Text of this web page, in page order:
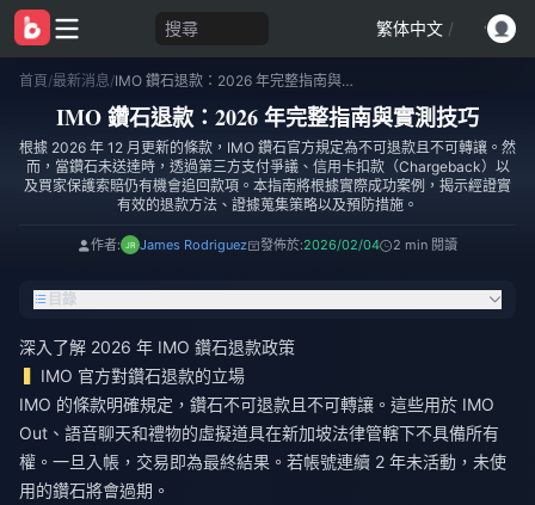
搜尋 繁体中文 /
首頁/最新消息/ IMO 鑽石退款：2026 年完整指南與實測技巧
IMO 鑽石退款：2026 年完整指南與實測技巧
根據 2026 年 12 月更新的條款，IMO 鑽石官方規定為不可退款且不可轉讓。然
而，當鑽石未送達時，透過第三方支付爭議、信用卡扣款（Chargeback）以
及買家保護索賠仍有機會追回款項。本指南將根據實際成功案例，揭示經證實
有效的退款方法、證據蒐集策略以及預防措施。
作者: James Rodriguez 發佈於:2026/02/04 2 min 閱讀
目錄
深入了解 2026 年 IMO 鑽石退款政策
IMO 官方對鑽石退款的立場
IMO 的條款明確規定，鑽石不可退款且不可轉讓。這些用於 IMO
Out、語音聊天和禮物的虛擬道具在新加坡法律管轄下不具備所有
權。一旦入帳，交易即為最終結果。若帳號連續 2 年未活動，未使
用的鑽石將會過期。